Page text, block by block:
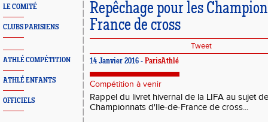
LE COMITÉ
CLUBS PARISIENS
ATHLÉ COMPÉTITION
ATHLÉ ENFANTS
OFFICIELS
Repêchage pour les
France de cross
Tweet
14 Janvier 2016 - ParisAthlé
Compétition à venir
Rappel du livret hivernal de la LIFA au sujet
Championnats d'Ile-de-France de cross...